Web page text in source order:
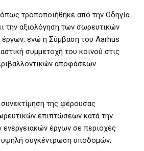
τροποποιήθηκε από την Οδηγία
την αξιολόγηση των σωρευτικών
ενώ η Σύμβαση του Aarhus
συμμετοχή του κοινού στις
αποφάσεων.
της φέρουσας
επιπτώσεων κατά την
έργων σε περιοχές
συγκέντρωση υποδομών;